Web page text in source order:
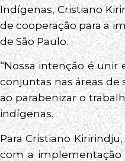
Indígenas, Cristiano
de cooperação para a
de São Paulo.
“Nossa intenção é unir
conjuntas nas áreas de
ao parabenizar o
indígenas.
Para Cristiano
com a implementação